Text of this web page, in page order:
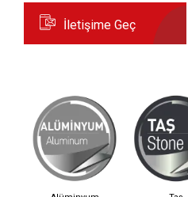
İletişime Geç